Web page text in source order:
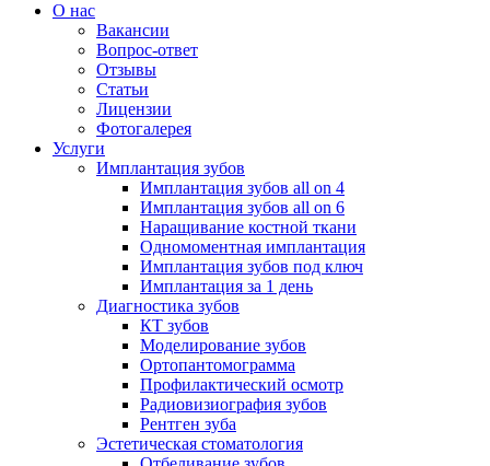
О нас
Вакансии
Вопрос-ответ
Отзывы
Статьи
Лицензии
Фотогалерея
Услуги
Имплантация зубов
Имплантация зубов all on 4
Имплантация зубов all on 6
Наращивание костной ткани
Одномоментная имплантация
Имплантация зубов под ключ
Имплантация за 1 день
Диагностика зубов
КТ зубов
Моделирование зубов
Ортопантомограмма
Профилактический осмотр
Радиовизиография зубов
Рентген зуба
Эстетическая стоматология